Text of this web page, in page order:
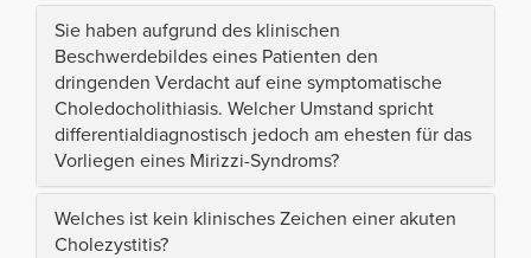
Sie haben aufgrund des klinischen
Beschwerdebildes eines Patienten den
dringenden Verdacht auf eine symptomatische
Choledocholithiasis. Welcher Umstand spricht
differentialdiagnostisch jedoch am ehesten für das
Vorliegen eines Mirizzi-Syndroms?
Welches ist kein klinisches Zeichen einer akuten
Cholezystitis?